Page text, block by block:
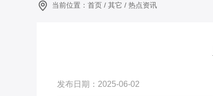
当前位置： 首页 / 其它 / 热点资讯
发布日期：2025-06-02